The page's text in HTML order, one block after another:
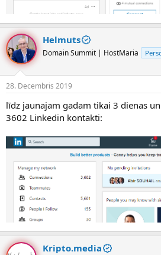
Helmuts
Domain Summit | HostMaria
28. Decembris 2019
līdz jaunajam gadam tikai 3 dienas
3602 Linkedin kontakti:
Kripto.media